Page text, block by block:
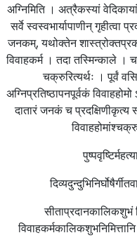
अग्निमिति । अत्रैकस्यां
सर्वे स्वस्वभार्यापाणीन् गृहीत्वा
जनकम्, यथोक्तेन
विवाहकर्म । तदा तस्मिन्काले ।
चक्रुरित्यर्थः । पूर्वं
अग्निप्रतिष्ठापनपूर्वकं
दातारं जनकं च प्रदक्षिणीकृत्य
सीताप्रदानकालिकशुभं